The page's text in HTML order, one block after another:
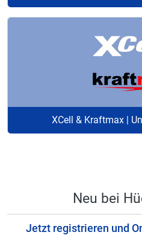
XCell & Kraftmax |
Neu bei
Jetzt registrieren und